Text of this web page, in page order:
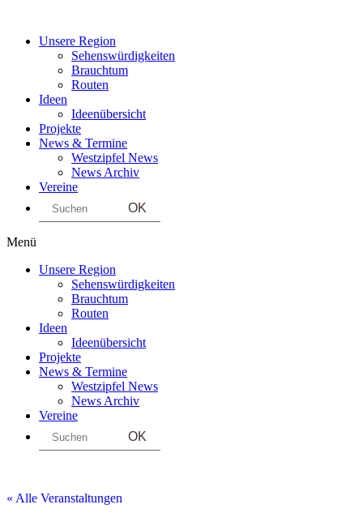
Unsere Region
Sehenswürdigkeiten
Brauchtum
Routen
Ideen
Ideenübersicht
Projekte
News & Termine
Westzipfel News
News Archiv
Vereine
Search
Menü
Unsere Region
Sehenswürdigkeiten
Brauchtum
Routen
Ideen
Ideenübersicht
Projekte
News & Termine
Westzipfel News
News Archiv
Vereine
Search
« Alle Veranstaltungen